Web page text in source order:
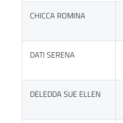
CHICCA ROMINA
DATI SERENA
DELEDDA SUE ELLEN